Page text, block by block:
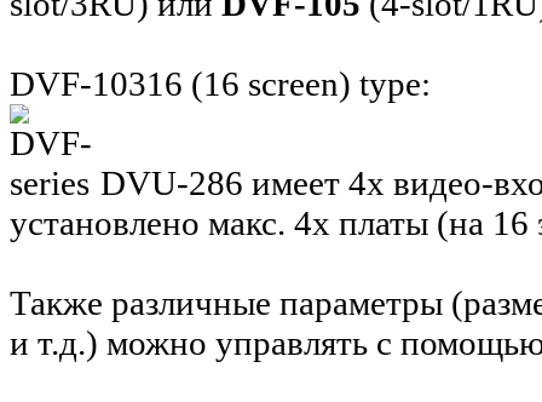
DVF-10316 (16 screen) type:
DVU-286 имеет 4x видео-
установлено макс. 4x платы (на
Также различные параметры
и т.д.) можно управлять с